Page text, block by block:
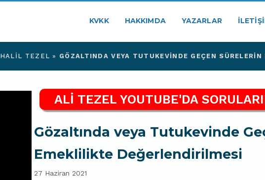
KVKK HAKKIMDA YAZARLAR
HALIL TEZEL » GÖZALTINDA VEYA TUTUKEVINDE GEÇEN
ALİ TEZEL YOUTUBE'DA
Gözaltında veya Tutukevinde
Emeklilikte Değerlendirilmesi
27 Haziran 2021